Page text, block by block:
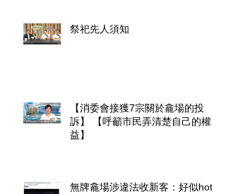
祭祀先人須知
【消委會接獲7宗關於龕場的投
訴】 【呼籲市民弄清楚自己的權
益】
無牌龕場涉違法收新客：好似hotel